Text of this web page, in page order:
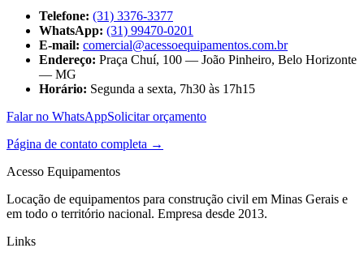
Telefone: (31) 3376-3377
WhatsApp: (31) 99470-0201
E-mail: comercial@acessoequipamentos.com.br
Endereço: Praça Chuí, 100 — João Pinheiro, Belo Horizonte
— MG
Horário: Segunda a sexta, 7h30 às 17h15
Falar no WhatsAppSolicitar orçamento
Página de contato completa →
Acesso Equipamentos
Locação de equipamentos para construção civil em Minas Gerais e
em todo o território nacional. Empresa desde 2013.
Links